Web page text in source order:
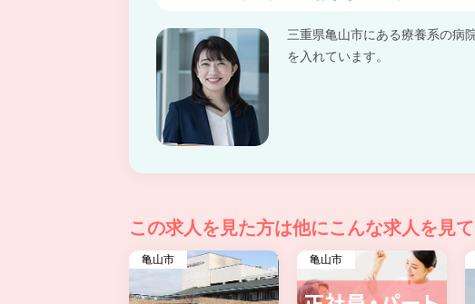
三重県亀山市にある療養系の病
を入れています。
この求人を見た方は他にこんな求人を見
亀山市 亀山市